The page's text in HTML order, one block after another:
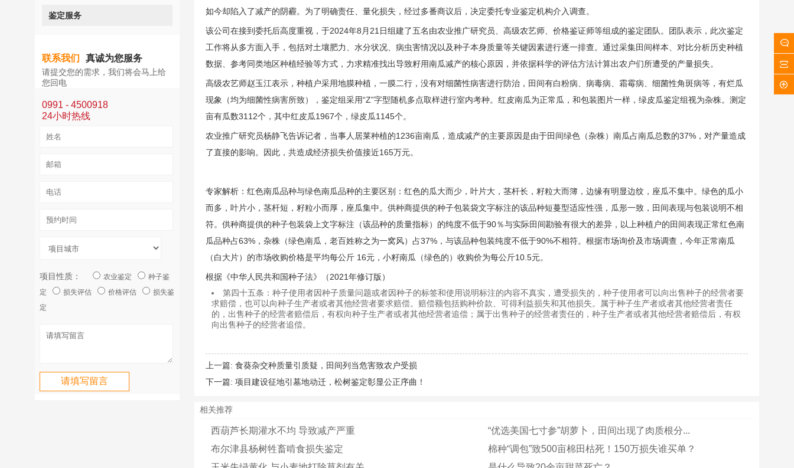
鉴定服务
联系我们 真诚为您服务
请提交您的需求，我们将会马上给
您回电
0991 - 4500918
24小时热线
项目性质： 农业鉴定
种子鉴
定
损失评估 价格评估
损失鉴
定
如今却陷入了减产的阴霾。为了明确责任、量化损失，经过多番商议后，决定委托专业鉴定机构介入调查。
该公司在接到委托后高度重视，于2024年8月21日组建了五名由农业推广研究员、高级农艺师、价格鉴证师等组成的鉴定团队。团队表示，此次鉴定
工作将从多方面入手，包括对土壤肥力、水分状况、病虫害情况以及种子本身质量等关键因素进行逐一排查。通过采集田间样本、对比分析历史种植
数据、参考同类地区种植经验等方式，力求精准找出导致籽用南瓜减产的核心原因，并依据科学的评估方法计算出农户们所遭受的产量损失。
高级农艺师赵玉江表示，种植户采用地膜种植，一膜二行，没有对细菌性病害进行防治，田间有白粉病、病毒病、霜霉病、细菌性角斑病等，有烂瓜
现象（均为细菌性病害所致），鉴定组采用“Z”字型随机多点取样进行室内考种。红皮南瓜为正常瓜，和包装图片一样，绿皮瓜鉴定组视为杂株。测定
亩有瓜数3112个，其中红皮瓜1967个，绿皮瓜1145个。
农业推广研究员杨静飞告诉记者，当事人居莱种植的1236亩南瓜，造成减产的主要原因是由于田间绿色（杂株）南瓜占南瓜总数的37%，对产量造成
了直接的影响。因此，共造成经济损失价值接近165万元。
专家解析：红色南瓜品种与绿色南瓜品种的主要区别：红色的瓜大而少，叶片大，茎杆长，籽粒大而簿，边缘有明显边纹，座瓜不集中。绿色的瓜小
而多，叶片小，茎杆短，籽粒小而厚，座瓜集中。供种商提供的种子包装袋文字标注的该品种短蔓型适应性强，瓜形一致，田间表现与包装说明不相
符。供种商提供的种子包装袋上文字标注（该品种的质量指标）的纯度不低于90％与实际田间勘验有很大的差异，以上种植户的田间表现正常红色南
瓜品种占63%，杂株（绿色南瓜，老百姓称之为一窝风）占37%，与该品种包装纯度不低于90%不相符。根据市场询价及市场调查，今年正常南瓜
（白大片）的市场收购价格是平均每公斤 16元，小籽南瓜（绿色的）收购价为每公斤10.5元。
根据《中华人民共和国种子法》（2021年修订版）
第四十五条：种子使用者因种子质量问题或者因种子的标签和使用说明标注的内容不真实，遭受损失的，种子使用者可以向出售种子的经营者要
求赔偿，也可以向种子生产者或者其他经营者要求赔偿。赔偿额包括购种价款、可得利益损失和其他损失。属于种子生产者或者其他经营者责任
的，出售种子的经营者赔偿后，有权向种子生产者或者其他经营者追偿；属于出售种子的经营者责任的，种子生产者或者其他经营者赔偿后，有权
向出售种子的经营者追偿。
上一篇: 食葵杂交种质量引质疑，田间列当危害致农户受损
下一篇: 项目建设征地引墓地动迁，松树鉴定彰显公正序曲！
相关推荐
西葫芦长期灌水不均 导致减产严重
“优选美国七寸参”胡萝卜，田间出现了肉质根分...
布尔津县杨树牲畜啃食损失鉴定
棉种“调包”致500亩棉田枯死！150万损失谁买单？